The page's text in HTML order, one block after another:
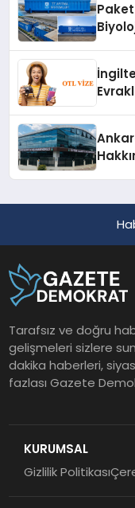
Tarafsız ve doğru
gelişmeleri sizlere
dakika haberleri,
fazlası Gazete
KURUMSAL
Gizlilik Politikası